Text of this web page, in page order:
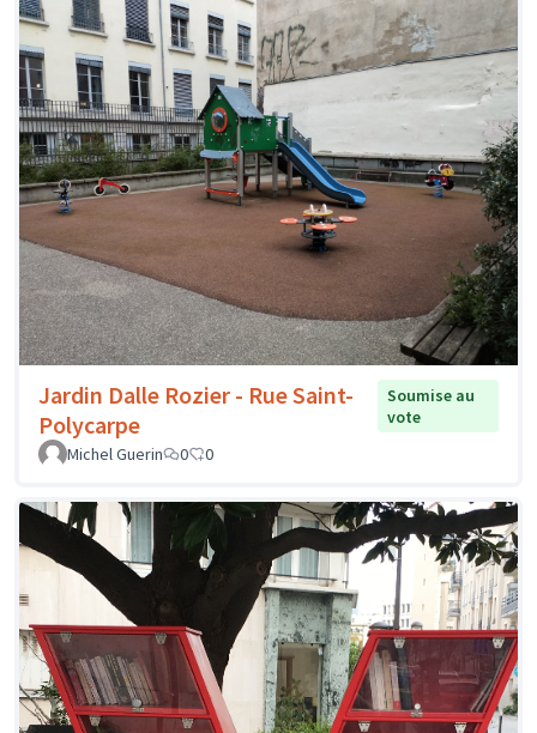
Jardin Dalle Rozier - Rue Saint-
Polycarpe
Soumise au
vote
Michel Guerin
0 0